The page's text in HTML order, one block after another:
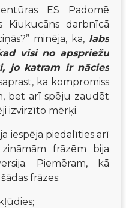
ES Padomē
Kiukucāns darbnīcā
minēja, ka, labs
visi no apspriežu
jo katram ir nācies
ka kompromiss
bet arī spēju zaudēt
izvirzīto mērķi.
iespēja piedalīties arī
frāzēm bija
Piemēram, kā
frāzes: